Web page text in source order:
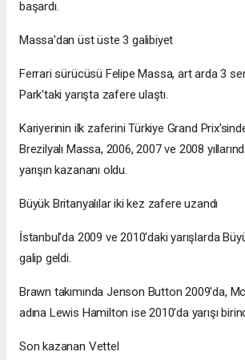
başardı.
Massa'dan üst üste 3 galibiyet
Ferrari sürücüsü Felipe Massa, art arda 3
Park'taki yarışta zafere ulaştı.
Kariyerinin ilk zaferini Türkiye Grand
Brezilyalı Massa, 2006, 2007 ve 2008
yarışın kazananı oldu.
Büyük Britanyalılar iki kez zafere uzandı
İstanbul'da 2009 ve 2010'daki yarışlarda
galip geldi.
Brawn takımında Jenson Button 2009'da,
adına Lewis Hamilton ise 2010'da yarışı
Son kazanan Vettel